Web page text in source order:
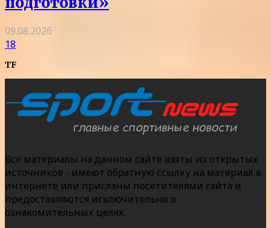
09.08.2026
18
TF
Все материалы на данном сайте взяты из открытых
источников - имеют обратную ссылку на материал в
интернете или присланы посетителями сайта и
предоставляются исключительно в
ознакомительных целях.